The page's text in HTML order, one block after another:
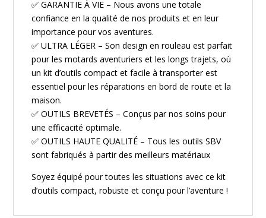
✅ GARANTIE À VIE – Nous avons une totale
confiance en la qualité de nos produits et en leur
importance pour vos aventures.
✅ ULTRA LÉGER – Son design en rouleau est parfait
pour les motards aventuriers et les longs trajets, où
un kit d’outils compact et facile à transporter est
essentiel pour les réparations en bord de route et la
maison.
✅ OUTILS BREVETÉS – Conçus par nos soins pour
une efficacité optimale.
✅ OUTILS HAUTE QUALITÉ – Tous les outils SBV
sont fabriqués à partir des meilleurs matériaux
Soyez équipé pour toutes les situations avec ce kit
d’outils compact, robuste et conçu pour l’aventure !